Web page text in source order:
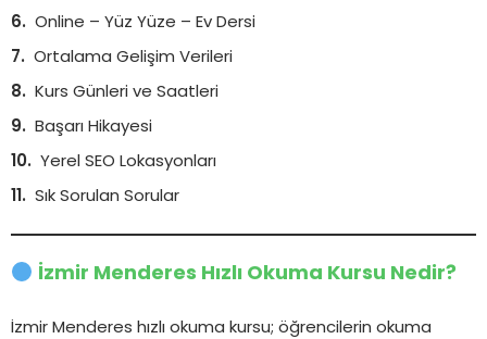
Online – Yüz Yüze – Ev Dersi
Ortalama Gelişim Verileri
Kurs Günleri ve Saatleri
Başarı Hikayesi
Yerel SEO Lokasyonları
Sık Sorulan Sorular
İzmir Menderes Hızlı Okuma Kursu Nedir?
İzmir Menderes hızlı okuma kursu; öğrencilerin okuma